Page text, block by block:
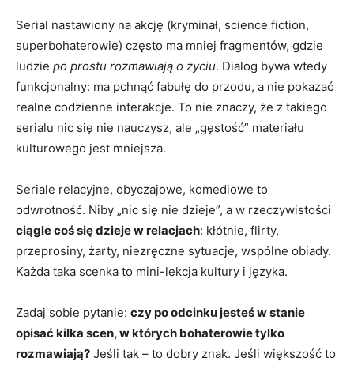
Serial nastawiony na akcję (kryminał, science fiction,
superbohaterowie) często ma mniej fragmentów, gdzie
ludzie po prostu rozmawiają o życiu. Dialog bywa wtedy
funkcjonalny: ma pchnąć fabułę do przodu, a nie pokazać
realne codzienne interakcje. To nie znaczy, że z takiego
serialu nic się nie nauczysz, ale „gęstość” materiału
kulturowego jest mniejsza.
Seriale relacyjne, obyczajowe, komediowe to
odwrotność. Niby „nic się nie dzieje”, a w rzeczywistości
ciągle coś się dzieje w relacjach: kłótnie, flirty,
przeprosiny, żarty, niezręczne sytuacje, wspólne obiady.
Każda taka scenka to mini-lekcja kultury i języka.
Zadaj sobie pytanie: czy po odcinku jesteś w stanie
opisać kilka scen, w których bohaterowie tylko
rozmawiają? Jeśli tak – to dobry znak. Jeśli większość to